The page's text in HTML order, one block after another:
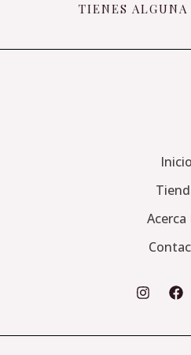
TIENES ALGUNA
Inicio
Acerca